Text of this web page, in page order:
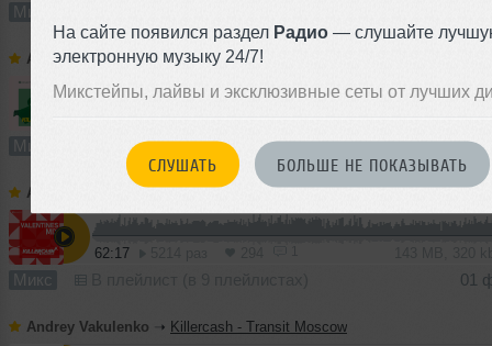
На сайте появился раздел Радио — слушайте
электронную музыку 24/7!
Микстейпы, лайвы и эксклюзивные сеты от лучших
СЛУШАТЬ БОЛЬШЕ НЕ ПОКАЗЫВАТЬ
Микс
Andrey Vakulenko ➝Spression
Микс В плейлист (в 6 плейлистах)
Andrey Vakulenko ➝Killercash aka Andrey Vakulenko - Valentine's Mix
62:17
Микс 01
Andrey Vakulenko ➝ Killercash - Transit Moscow